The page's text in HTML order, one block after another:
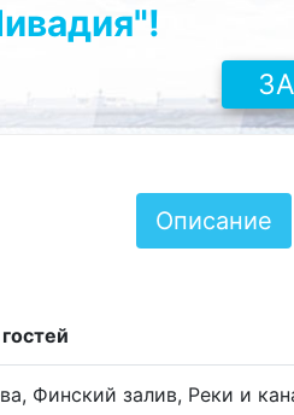
Описание
Финский залив, Реки и